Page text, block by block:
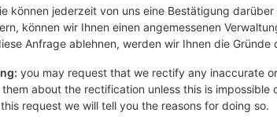
können jederzeit von uns eine Bestätigung
können wir Ihnen einen angemessenen
Anfrage ablehnen, werden wir Ihnen die Gründe
you may request that we rectify any inaccurate
about the rectification unless this is
request we will tell you the reasons for doing so.